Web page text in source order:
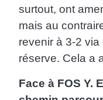
surtout, ont
mais au
revenir à 3-2
réserve. Cela a
Face à FOS Y.